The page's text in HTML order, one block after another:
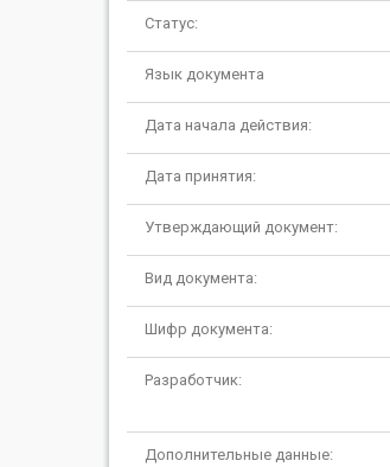
Статус:
Язык документа
Дата начала действия:
Дата принятия:
Утверждающий документ:
Вид документа:
Шифр документа:
Разработчик:
Дополнительные данные: